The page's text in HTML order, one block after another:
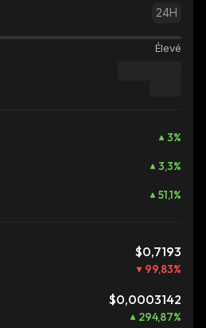
24H
Élevé
3%
3,3%
51,1%
$0,7193
99,83%
$0,0003142
294,87%